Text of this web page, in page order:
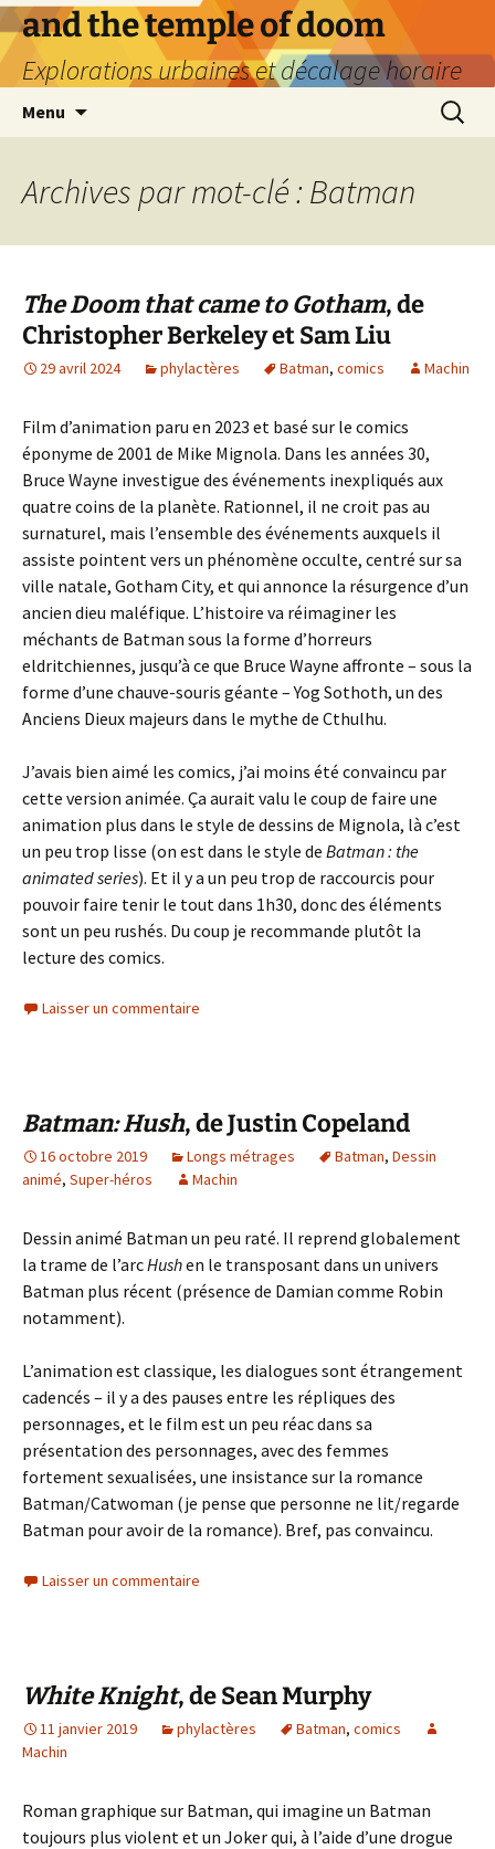
Aller
au
contenu
and the temple of doom
Explorations urbaines et décalage horaire
Menu
Archives par mot-clé : Batman
The Doom that came to Gotham, de
Christopher Berkeley et Sam Liu
29 avril 2024 phylactères Batman, comics Machin
Film d’animation paru en 2023 et basé sur le comics
éponyme de 2001 de Mike Mignola. Dans les années 30,
Bruce Wayne investigue des événements inexpliqués aux
quatre coins de la planète. Rationnel, il ne croit pas au
surnaturel, mais l’ensemble des événements auxquels il
assiste pointent vers un phénomène occulte, centré sur sa
ville natale, Gotham City, et qui annonce la résurgence d’un
ancien dieu maléfique. L’histoire va réimaginer les
méchants de Batman sous la forme d’horreurs
eldritchiennes, jusqu’à ce que Bruce Wayne affronte – sous la
forme d’une chauve-souris géante – Yog Sothoth, un des
Anciens Dieux majeurs dans le mythe de Cthulhu.
J’avais bien aimé les comics, j’ai moins été convaincu par
cette version animée. Ça aurait valu le coup de faire une
animation plus dans le style de dessins de Mignola, là c’est
un peu trop lisse (on est dans le style de Batman : the
animated series). Et il y a un peu trop de raccourcis pour
pouvoir faire tenir le tout dans 1h30, donc des éléments
sont un peu rushés. Du coup je recommande plutôt la
lecture des comics.
Laisser un commentaire
Batman: Hush, de Justin Copeland
16 octobre 2019 Longs métrages Batman, Dessin
animé, Super-héros Machin
Dessin animé Batman un peu raté. Il reprend globalement
la trame de l’arcHushen le transposant dans un univers
Batman plus récent (présence de Damian comme Robin
notamment).
L’animation est classique, les dialogues sont étrangement
cadencés – il y a des pauses entre les répliques des
personnages, et le film est un peu réac dans sa
présentation des personnages, avec des femmes
fortement sexualisées, une insistance sur la romance
Batman/Catwoman (je pense que personne ne lit/regarde
Batman pour avoir de la romance). Bref, pas convaincu.
Laisser un commentaire
White Knight, de Sean Murphy
11 janvier 2019 phylactères Batman, comics
Machin
Roman graphique sur Batman, qui imagine un Batman
toujours plus violent et un Joker qui, à l’aide d’une drogue